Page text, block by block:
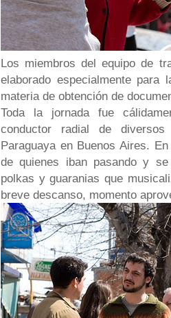
Los miembros del equipo de
elaborado especialmente
materia de obtención de
Toda la jornada fue
conductor radial de
Paraguaya en Buenos Aires.
de quienes iban pasando y
polkas y guaranias que
breve descanso, momento